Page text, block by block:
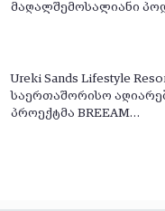
მაღალშემოსალიანი
Ureki Sands Lifestyle
საერთაშორისო
პროექტმა BREEAM…